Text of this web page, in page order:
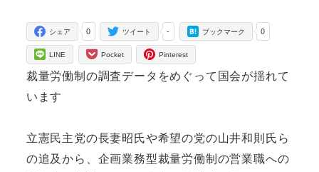
0
シェア -
ツイート 0
ブックマーク
LINE Pocket Pinterest
裁量労働制の調査データをめぐって国会が揺れて
います
立憲民主党の長妻昭氏や希望の党の山井和則氏ら
の追及から、企画業務型裁量労働制の営業職への